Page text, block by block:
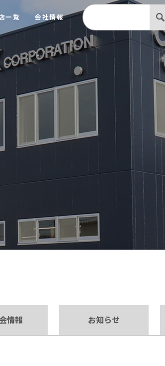
一覧 会社情報
リー 【NAPOLEON】 ミラー
【VELOGARAGE】 自転車用品
情報 お知らせ